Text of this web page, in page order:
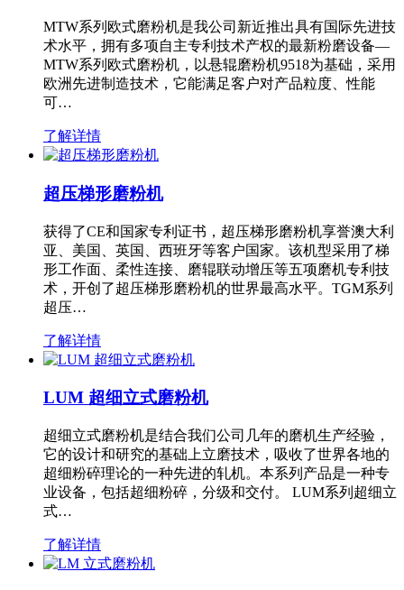
MTW系列欧式磨粉机是我公司新近推出具有国际先进技
术水平，拥有多项自主专利技术产权的最新粉磨设备—
MTW系列欧式磨粉机，以悬辊磨粉机9518为基础，采用
欧洲先进制造技术，它能满足客户对产品粒度、性能
可…
了解详情
超压梯形磨粉机
获得了CE和国家专利证书，超压梯形磨粉机享誉澳大利
亚、美国、英国、西班牙等客户国家。该机型采用了梯
形工作面、柔性连接、磨辊联动增压等五项磨机专利技
术，开创了超压梯形磨粉机的世界最高水平。TGM系列
超压…
了解详情
LUM 超细立式磨粉机
超细立式磨粉机是结合我们公司几年的磨机生产经验，
它的设计和研究的基础上立磨技术，吸收了世界各地的
超细粉碎理论的一种先进的轧机。本系列产品是一种专
业设备，包括超细粉碎，分级和交付。 LUM系列超细立
式…
了解详情